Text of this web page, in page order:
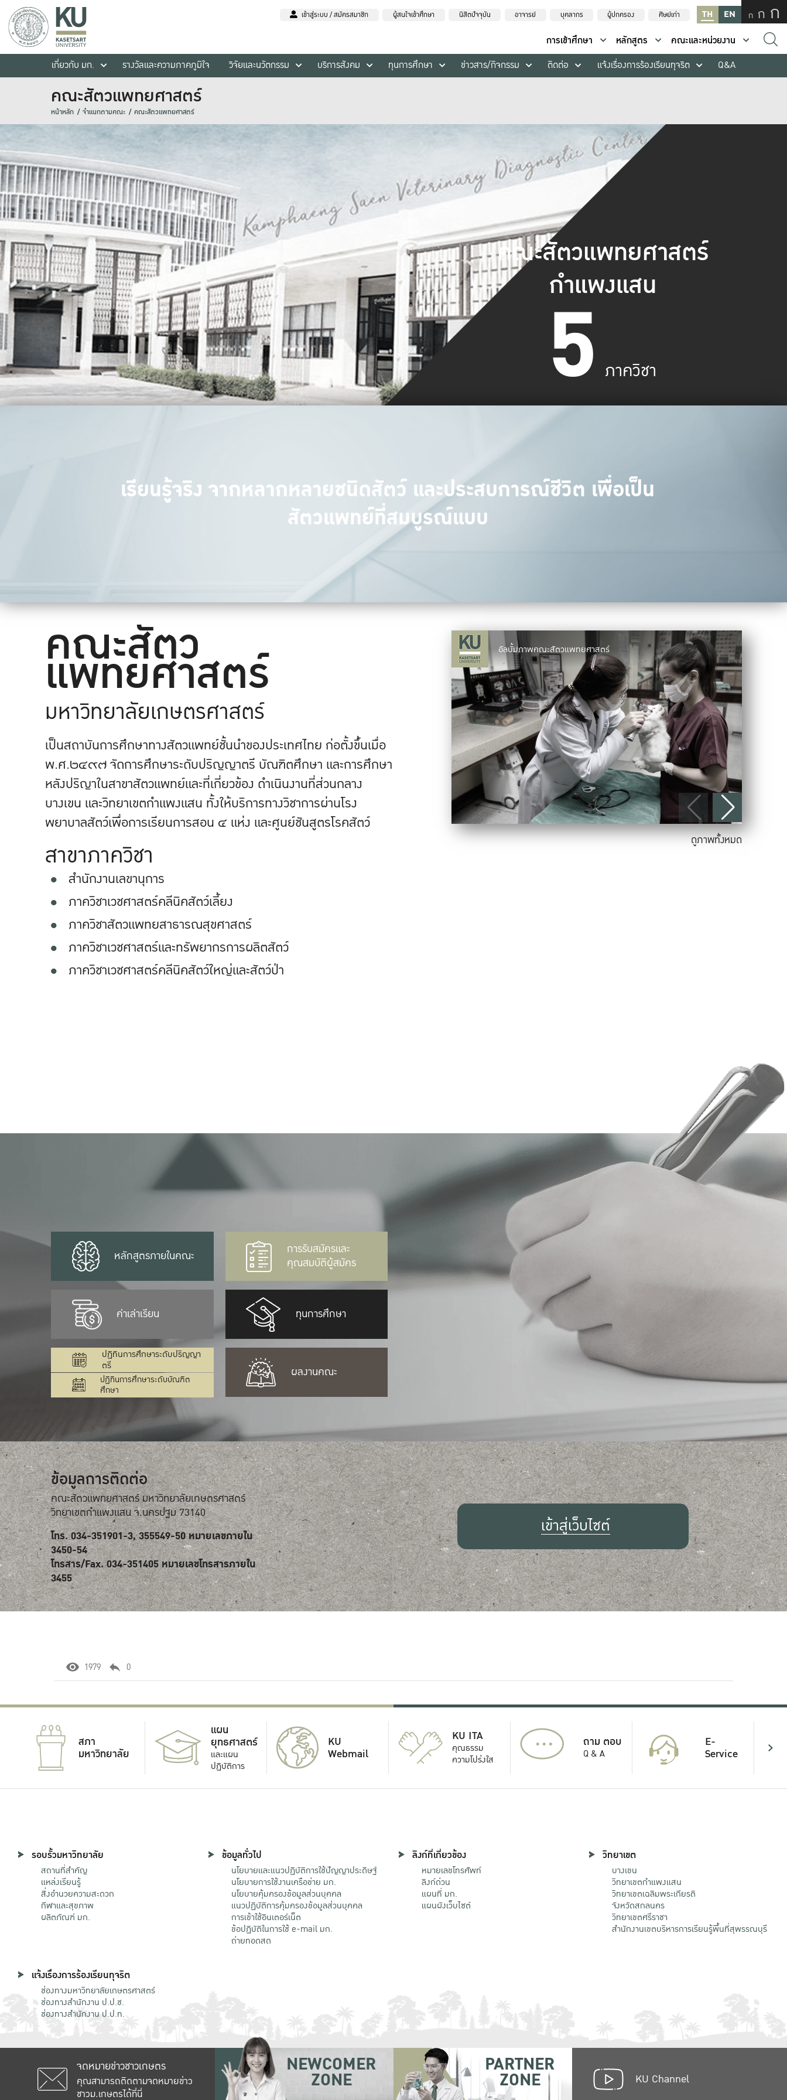
เข้าสู่ระบบ / สมัครสมาชิก ผู้สนใจเข้าศึกษา นิสิตปัจจุบัน อาจารย์ บุคลากร ผู้ปกครอง ศิษย์เก่า TH EN ก ก ก
การเข้าศึกษา หลักสูตร
คณะและหน่วยงาน
เกี่ยวกับ มก.
รางวัลและความภาคภูมิใจ วิจัยและนวัตกรรม บริการสังคม ทุนการศึกษา ข่าวสาร/กิจกรรม ติดต่อ แจ้งเรื่องการร้องเรียนทุจริต Q&A
คณะสัตวแพทยศาสตร์
หน้าหลัก จำแนกตามคณะ คณะสัตวแพทยศาสตร์
คณะสัตวแพทยศาสตร์
กำแพงแสน
5 ภาควิชา
เรียนรู้จริง จากหลากหลายชนิดสัตว์ และประสบการณ์ชีวิต เพื่อเป็น
สัตวแพทย์ที่สมบูรณ์แบบ
คณะสัตว
แพทยศาสตร์
มหาวิทยาลัยเกษตรศาสตร์
เป็นสถาบันการศึกษาทางสัตวแพทย์ชั้นนำของประเทศไทย ก่อตั้งขึ้นเมื่อ
พ.ศ.๒๔๙๗ จัดการศึกษาระดับปริญญาตรี บัณฑิตศึกษา และการศึกษา
หลังปริญาในสาขาสัตวแพทย์และที่เกี่ยวข้อง ดำเนินงานที่ส่วนกลาง
บางเขน และวิทยาเขตกำแพงแสน ทั้งให้บริการทางวิชาการผ่านโรง
พยาบาลสัตว์เพื่อการเรียนการสอน ๔ แห่ง และศูนย์ชันสูตรโรคสัตว์
สาขาภาควิชา
สำนักงานเลขานุการ
ภาควิชาเวชศาสตร์คลีนิคสัตว์เลี้ยง
ภาควิชาสัตวแพทยสาธารณสุขศาสตร์
ภาควิชาเวชศาสตร์และทรัพยากรการผลิตสัตว์
ภาควิชาเวชศาสตร์คลีนิคสัตว์ใหญ่และสัตว์ป่า
อัลบั้มภาพคณะสัตวแพทยศาสตร์
ดูภาพทั้งหมด
หลักสูตรภายในคณะ
ค่าเล่าเรียน
ปฏิทินการศึกษาระดับปริญญา
ตรี
ปฏิทินการศึกษาระดับบัณฑิต
ศึกษา
การรับสมัครและ
คุณสมบัติผู้สมัคร
ทุนการศึกษา
ผลงานคณะ
ข้อมูลการติดต่อ
คณะสัตวแพทยศาสตร์ มหาวิทยาลัยเกษตรศาสตร์
วิทยาเขตกำแพงแสน จ.นครปฐม 73140
โทร. 034-351901-3, 355549-50 หมายเลขภายใน
3450-54
โทรสาร/Fax. 034-351405 หมายเลขโทรสารภายใน
3455
เข้าสู่เว็บไซต์
1979 0
สภา
มหาวิทยาลัย
แผน
ยุทธศาสตร์
และแผน
ปฏิบัติการ
KU
Webmail
KU ITA
คุณธรรม
ความโปร่งใส
... ถาม ตอบ
Q & A
E-
Service
รอบรั้วมหาวิทยาลัย
สถานที่สำคัญ
แหล่งเรียนรู้
สิ่งอำนวยความสะดวก
กีฬาและสุขภาพ
ผลิตภัณฑ์ มก.
ข้อมูลทั่วไป
นโยบายและแนวปฏิบัติการใช้ปัญญาประดิษฐ์
นโยบายการใช้งานเครือข่าย มก.
นโยบายคุ้มครองข้อมูลส่วนบุคคล
แนวปฏิบัติการคุ้มครองข้อมูลส่วนบุคคล
การเข้าใช้อินเตอร์เน็ต
ข้อปฏิบัติในการใช้ e-mail มก.
ถ่ายทอดสด
ลิงก์ที่เกี่ยวข้อง
หมายเลขโทรศัพท์
ลิงก์ด่วน
แผนที่ มก.
แผนผังเว็บไซต์
วิทยาเขต
บางเขน
วิทยาเขตกําแพงแสน
วิทยาเขตเฉลิมพระเกียรติ
จังหวัดสกลนคร
วิทยาเขตศรีราชา
สำนักงานเขตบริหารการเรียนรู้พื้นที่สุพรรณบุรี
แจ้งเรื่องการร้องเรียนทุจริต
ช่องทางมหาวิทยาลัยเกษตรศาสตร์
ช่องทางสำนักงาน ป.ป.ช.
ช่องทางสำนักงาน ป.ป.ท.
จดหมายข่าวชาวเกษตร
คุณสามารถติดตามจดหมายข่าว
ชาวม.เกษตรได้ที่นี่
NEWCOMER
ZONE
PARTNER
ZONE KU Channel